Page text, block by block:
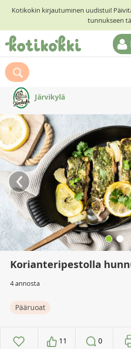
Kotikokin kirjautuminen uudistui!
tunnukseen
ETUSIVU
RESEPTIHAKU
RUOKATEEMAT
KESKUSTELUT
KOTIKOKIT
Järvikylä
‹
Korianteripestolla
4 annosta
Pääruoat
11 0